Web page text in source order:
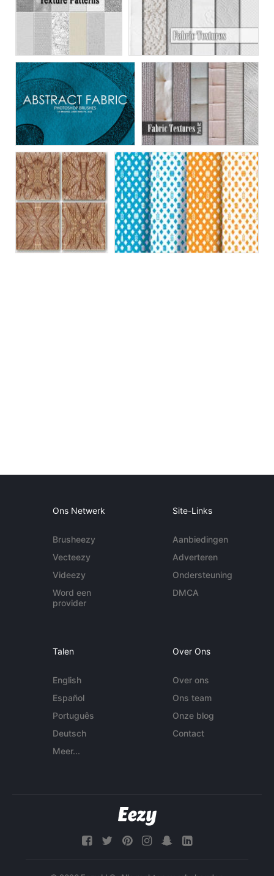
Ons Netwerk
Brusheezy
Vecteezy
Videezy
Word een
provider
Site-Links
Aanbiedingen
Adverteren
Ondersteuning
DMCA
Talen
English
Español
Português
Deutsch
Meer...
Over Ons
Over ons
Ons team
Onze blog
Contact